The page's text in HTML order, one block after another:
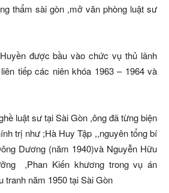
thẩm sài gòn ,mở văn phòng luật sư
được bầu vào chức vụ thủ lãnh
tiếp các niên khóa 1963 – 1964 và
luật sư tại Sài Gòn ,ông đã từng biện
trị như ;Hà Huy Tập ,,nguyên tổng bí
Dương (năm 1940)và Nguyễn Hữu
,Phan Kiến khương trong vụ án
tranh năm 1950 tại Sài Gòn